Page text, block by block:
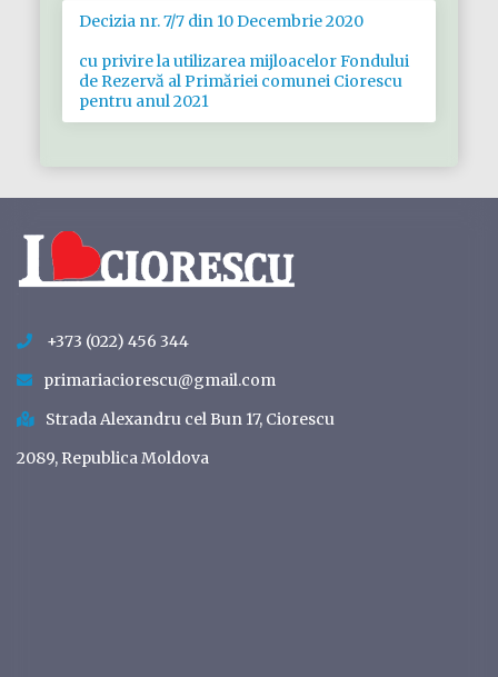
Decizia nr. 7/7 din 10 Decembrie 2020
cu privire la utilizarea mijloacelor Fondului
de Rezervă al Primăriei comunei Ciorescu
pentru anul 2021
+373 (022) 456 344
primariaciorescu@gmail.com
Strada Alexandru cel Bun 17, Ciorescu
2089, Republica Moldova